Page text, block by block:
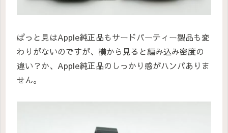
ぱっと見はApple純正品もサードパーティー製品も変
わりがないのですが、横から見ると編み込み密度の
違い？か、Apple純正品のしっかり感がハンパありま
せん。